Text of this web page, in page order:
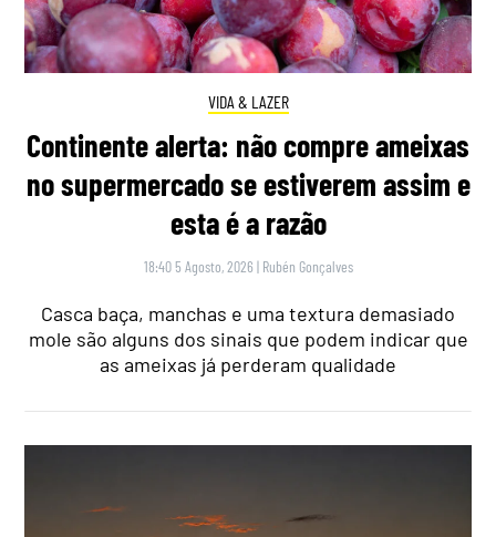
VIDA & LAZER
Continente alerta: não compre ameixas
no supermercado se estiverem assim e
esta é a razão
18:40 5 Agosto, 2026 | Rubén Gonçalves
Casca baça, manchas e uma textura demasiado
mole são alguns dos sinais que podem indicar que
as ameixas já perderam qualidade